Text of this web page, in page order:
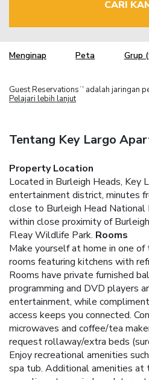
CARI
Menginap Peta Grup
Guest Reservations TM
adalah jaringan
Pelajari lebih lanjut
Tentang Key Largo
Property Location
Located in Burleigh Heads, Key
entertainment district, minutes
close to Burleigh Head National
within close proximity of
Fleay Wildlife Park. Rooms
Make yourself at home in one
rooms featuring kitchens with
Rooms have private furnished
programming and DVD players
entertainment, while
access keeps you connected.
microwaves and coffee/tea
request rollaway/extra beds
Enjoy recreational amenities
spa tub. Additional amenities at
complimentary wireless Internet